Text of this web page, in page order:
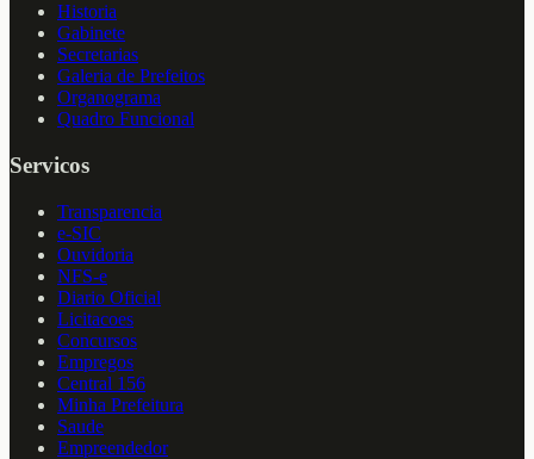
Historia
Gabinete
Secretarias
Galeria de Prefeitos
Organograma
Quadro Funcional
Servicos
Transparencia
e-SIC
Ouvidoria
NFS-e
Diario Oficial
Licitacoes
Concursos
Empregos
Central 156
Minha Prefeitura
Saude
Empreendedor